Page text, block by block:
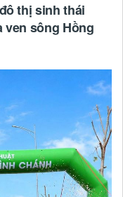
thị sinh thái
ven sông Hồng